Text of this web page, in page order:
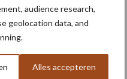
audience research,
geolocation data, and
Alles accepteren
Escarda beëindigen